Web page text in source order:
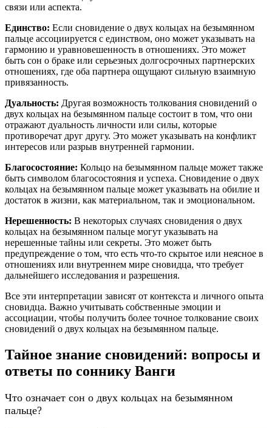
связи или аспекта.
Единство: Если сновидение о двух кольцах на безымянном
пальце ассоциируется с единством, оно может указывать на
гармонию и уравновешенность в отношениях. Это может
быть сон о браке или серьезных долгосрочных партнерских
отношениях, где оба партнера ощущают сильную взаимную
привязанность.
Дуальность: Другая возможность толкования сновидений о
двух кольцах на безымянном пальце состоит в том, что они
отражают дуальность личности или силы, которые
противоречат друг другу. Это может указывать на конфликт
интересов или разрыв внутренней гармонии.
Благосостояние: Кольцо на безымянном пальце может также
быть символом благосостояния и успеха. Сновидение о двух
кольцах на безымянном пальце может указывать на обилие и
достаток в жизни, как материальном, так и эмоциональном.
Нерешенность: В некоторых случаях сновидения о двух
кольцах на безымянном пальце могут указывать на
нерешенные тайны или секреты. Это может быть
предупреждение о том, что есть что-то скрытое или неясное в
отношениях или внутреннем мире сновидца, что требует
дальнейшего исследования и разрешения.
Все эти интерпретации зависят от контекста и личного опыта
сновидца. Важно учитывать собственные эмоции и
ассоциации, чтобы получить более точное толкование своих
сновидений о двух кольцах на безымянном пальце.
Тайное знание сновидений: вопросы и
ответы по соннику Ванги
Что означает сон о двух кольцах на безымянном
пальце?